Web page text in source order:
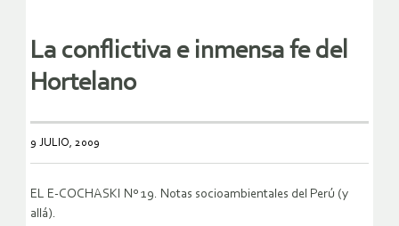
La conflictiva e inmensa fe del
Hortelano
9 JULIO, 2009
EL E-COCHASKI Nº 19. Notas socioambientales del Perú (y
allá).